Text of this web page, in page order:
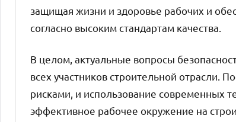
защищая жизни и здоровье рабочих и
согласно высоким стандартам качества.
В целом, актуальные вопросы
всех участников строительной отрасли.
рисками, и использование современных
эффективное рабочее окружение на